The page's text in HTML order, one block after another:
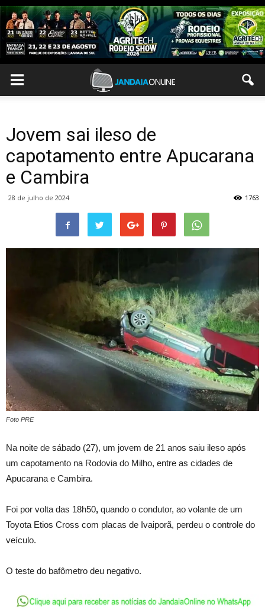
Jovem sai ileso de
capotamento entre Apucarana
e Cambira
28 de julho de 2024 1763
Foto PRE
Na noite de sábado (27), um jovem de 21 anos saiu ileso após
um capotamento na Rodovia do Milho, entre as cidades de
Apucarana e Cambira.
Foi por volta das 18h50, quando o condutor, ao volante de um
Toyota Etios Cross com placas de Ivaiporã, perdeu o controle do
veículo.
O teste do bafômetro deu negativo.